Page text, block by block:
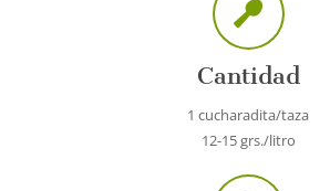
Cantidad
1 cucharadita/taza
12-15 grs./litro